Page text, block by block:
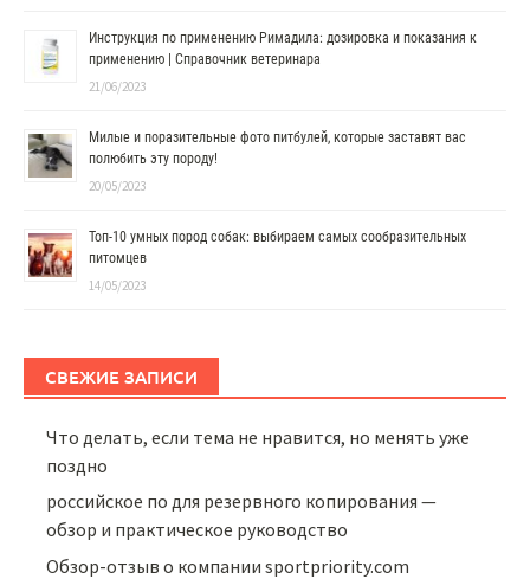
Инструкция по применению Римадила: дозировка и показания к
применению | Справочник ветеринара
21/06/2023
Милые и поразительные фото питбулей, которые заставят вас
полюбить эту породу!
20/05/2023
Топ-10 умных пород собак: выбираем самых сообразительных
питомцев
14/05/2023
СВЕЖИЕ ЗАПИСИ
Что делать, если тема не нравится, но менять уже
поздно
российское по для резервного копирования —
обзор и практическое руководство
Обзор-отзыв о компании sportpriority.com